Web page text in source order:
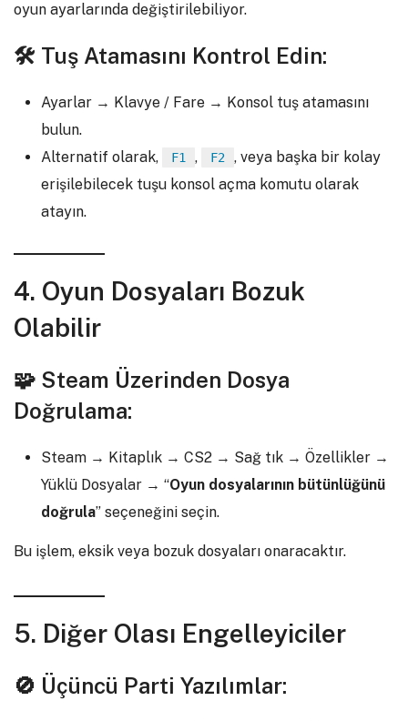
oyun ayarlarında değiştirilebiliyor.
🛠 Tuş Atamasını Kontrol Edin:
Ayarlar → Klavye / Fare → Konsol tuş atamasını
bulun.
Alternatif olarak,
F1 , F2
, veya başka bir kolay
erişilebilecek tuşu konsol açma komutu olarak
atayın.
4. Oyun Dosyaları Bozuk
Olabilir
🧩 Steam Üzerinden Dosya
Doğrulama:
Steam → Kitaplık → CS2 → Sağ tık → Özellikler →
Yüklü Dosyalar → “Oyun dosyalarının bütünlüğünü
doğrula” seçeneğini seçin.
Bu işlem, eksik veya bozuk dosyaları onaracaktır.
5. Diğer Olası Engelleyiciler
🚫 Üçüncü Parti Yazılımlar: